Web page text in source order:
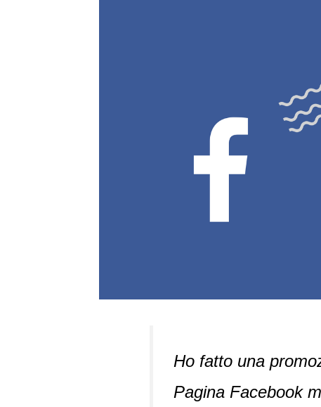
Ho fatto una
Pagina Facebook